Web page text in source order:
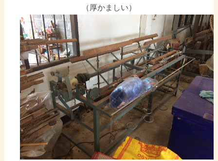
（厚かましい）